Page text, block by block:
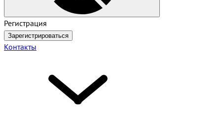
Регистрация
Зарегистрироваться
Контакты